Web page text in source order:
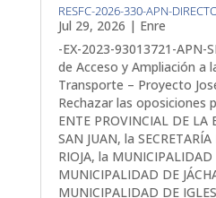
RESFC-2026-330-APN-
Jul 29, 2026 | Enre
-EX-2023-93013721-APN-
de Acceso y Ampliación a
Transporte – Proyecto
Rechazar las oposiciones
ENTE PROVINCIAL DE LA
SAN JUAN, la
RIOJA, la
MUNICIPALIDAD DE
MUNICIPALIDAD DE